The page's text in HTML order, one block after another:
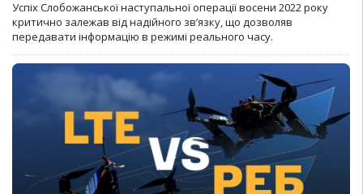
Успіх Слобожанської наступальної операції восени 2022 року
критично залежав від надійного зв’язку, що дозволяв
передавати інформацію в режимі реального часу.